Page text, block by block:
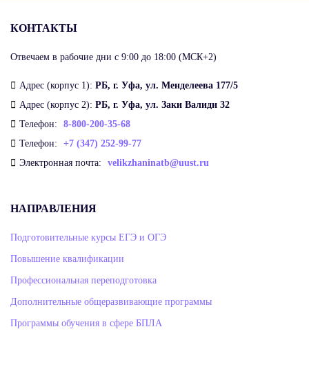
КОНТАКТЫ
Отвечаем в рабочие дни с 9:00 до 18:00 (МСК+2)
Адрес (корпус 1): РБ, г. Уфа, ул. Менделеева 177/5
Адрес (корпус 2): РБ, г. Уфа, ул. Заки Валиди 32
Телефон:
8-800-200-35-68
Телефон:
+7 (347) 252-99-77
Электронная почта:
velikzhaninatb@uust.ru
НАПРАВЛЕНИЯ
Подготовительные курсы ЕГЭ и ОГЭ
Повышение квалификации
Профессиональная переподготовка
Дополнительные общеразвивающие программы
Программы обучения в сфере БПЛА